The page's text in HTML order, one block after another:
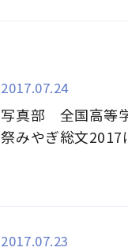
2017.07.24
写真部 全国高等
祭みやぎ総文2017
2017.07.23